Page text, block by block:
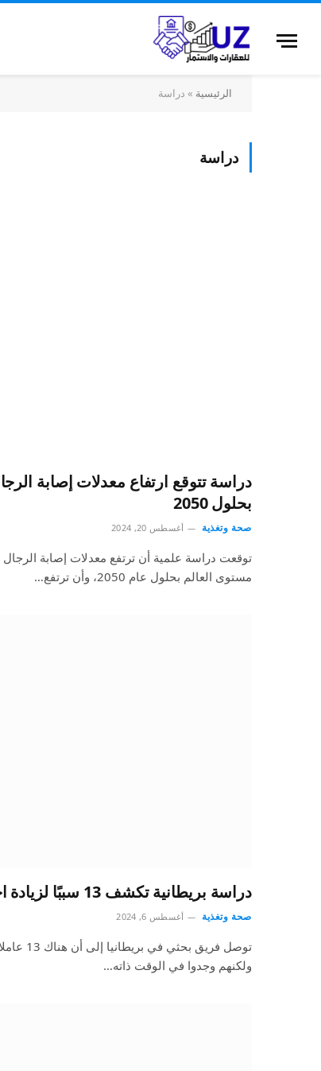
الرئيسية » دراسة
دراسة
بحلول 2050
صحة وتغذية أغسطس 20, 2024
مستوى العالم بحلول عام 2050، وأن ترتفع…
دراسة بريطانية تكشف 13 سببًا لزيادة احتمالات الإصابة بالخرف
صحة وتغذية أغسطس 6, 2024
توصل
ولكنهم وجدوا في الوقت ذاته…